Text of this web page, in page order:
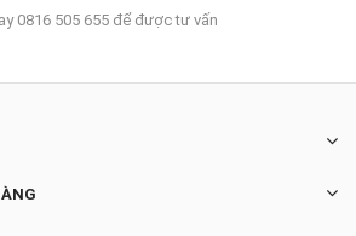
0816 505 655 để được tư vấn